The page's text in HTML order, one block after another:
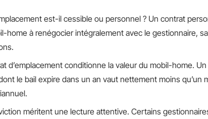
est-il cessible ou personnel ? Un contrat
home à renégocier intégralement avec le gestionnaire,
d’emplacement conditionne la valeur du mobil-home.
le bail expire dans un an vaut nettement moins qu’un
méritent une lecture attentive. Certains